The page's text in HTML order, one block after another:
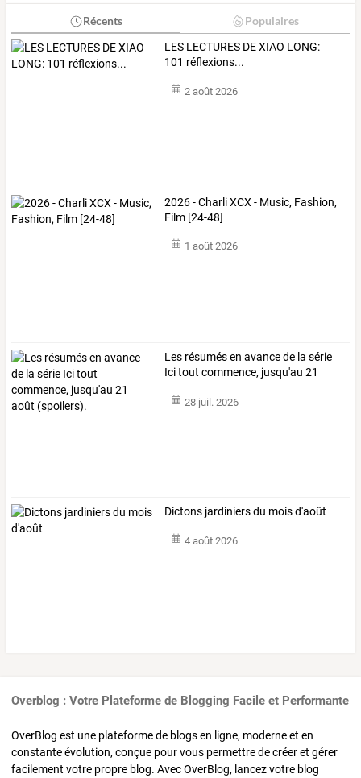
Récents Populaires
LES LECTURES DE XIAO LONG:
101 réflexions...
2 août 2026
2026 - Charli XCX - Music, Fashion,
Film [24-48]
1 août 2026
Les résumésen avancede la série
Icitout commence, jusqu'au 21
28 juil. 2026
Dictons jardiniers du mois d'août
4 août 2026
Overblog : Votre Plateforme de Blogging Facile et Performante
OverBlog est une plateforme de blogs en ligne, moderne et en
constante évolution, conçue pour vous permettre de créer et gérer
facilement votre propre blog. Avec OverBlog, lancez votre blog